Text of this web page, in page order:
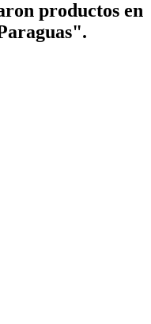
productos en